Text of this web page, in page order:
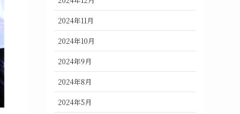
2024年11月
2024年10月
2024年9月
2024年8月
2024年5月